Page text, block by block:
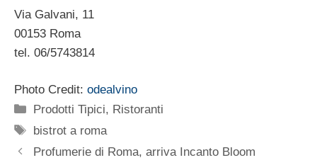
Via Galvani, 11
00153 Roma
tel. 06/5743814
Photo Credit: odealvino
Categorie
Prodotti Tipici, Ristoranti
Tag
bistrot a roma
Profumerie di Roma, arriva Incanto Bloom